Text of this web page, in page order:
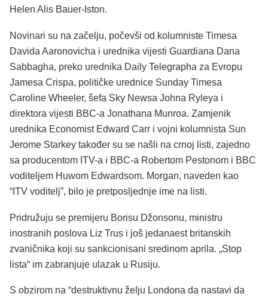
Helen Alis Bauer-Iston.
Novinari su na začelju, počevši od kolumniste Timesa
Davida Aaronovicha i urednika vijesti Guardiana Dana
Sabbagha, preko urednika Daily Telegrapha za Evropu
Jamesa Crispa, političke urednice Sunday Timesa
Caroline Wheeler, šefa Sky Newsa Johna Ryleya i
direktora vijesti BBC-a Jonathana Munroa. Zamjenik
urednika Economist Edward Carr i vojni kolumnista Sun
Jerome Starkey također su se našli na crnoj listi, zajedno
sa producentom ITV-a i BBC-a Robertom Pestonom i BBC
voditeljem Huwom Edwardsom. Morgan, naveden kao
“ITV voditelj”, bilo je pretposljednje ime na listi.
Pridružuju se premijeru Borisu Džonsonu, ministru
inostranih poslova Liz Trus i još jedanaest britanskih
zvaničnika koji su sankcionisani sredinom aprila. „Stop
lista“ im zabranjuje ulazak u Rusiju.
S obzirom na “destruktivnu želju Londona da nastavi da